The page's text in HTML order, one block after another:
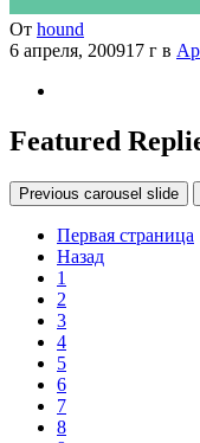
От hound
6 апреля, 200917 г в
Featured
Previous carousel slide
Первая страница
Назад
1
2
3
4
5
6
7
8